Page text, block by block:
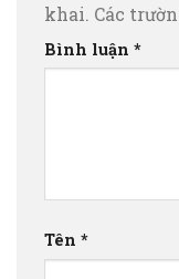
khai. Các
Bình luận *
Tên *